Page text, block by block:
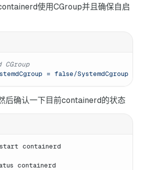
使用CGroup并且确保自启
CGroup
= false/SystemdCgroup =
后确认一下目前containerd的状态
containerd
containerd